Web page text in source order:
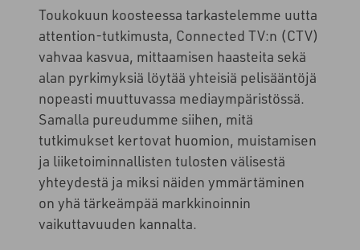
Toukokuun koosteessa tarkastelemme uutta
attention-tutkimusta, Connected TV:n (CTV)
vahvaa kasvua, mittaamisen haasteita sekä
alan pyrkimyksiä löytää yhteisiä pelisääntöjä
nopeasti muuttuvassa mediaympäristössä.
Samalla pureudumme siihen, mitä
tutkimukset kertovat huomion, muistamisen
ja liiketoiminnallisten tulosten välisestä
yhteydestä ja miksi näiden ymmärtäminen
on yhä tärkeämpää markkinoinnin
vaikuttavuuden kannalta.